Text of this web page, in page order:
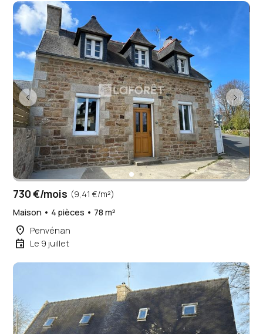
730 €/mois (9,41 €/m²)
Maison • 4 pièces • 78 m²
place Penvénan
event Le 9 juillet